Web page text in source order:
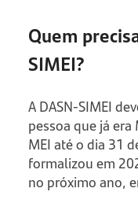
Quem
SIMEI?
A DASN-SIMEI
pessoa que já
MEI até o dia 31
formalizou em
no próximo ano,